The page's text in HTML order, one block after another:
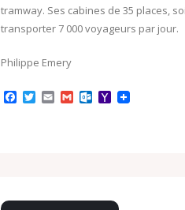
tramway. Ses cabines de 35 places,
transporter 7 000 voyageurs par jour.
Philippe Emery
F
a
T
w
E
m
G
m
O
u
c
Y
a
l